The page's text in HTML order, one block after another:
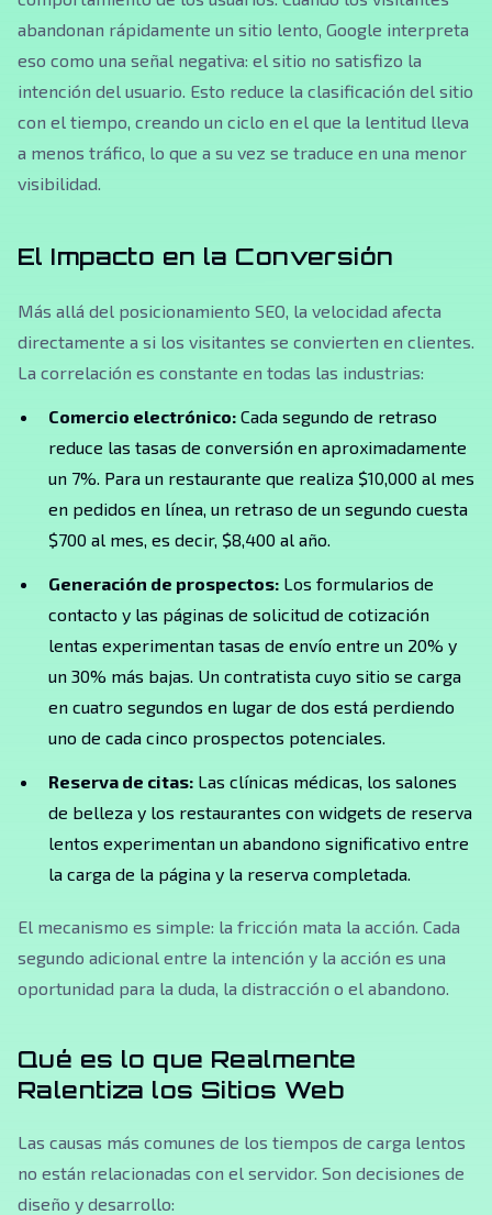
abandonan rápidamente un sitio lento, Google interpreta
eso como una señal negativa: el sitio no satisfizo la
intención del usuario. Esto reduce la clasificación del sitio
con el tiempo, creando un ciclo en el que la lentitud lleva
a menos tráfico, lo que a su vez se traduce en una menor
visibilidad.
El Impacto en la Conversión
Más allá del posicionamiento SEO, la velocidad afecta
directamente a si los visitantes se convierten en clientes.
La correlación es constante en todas las industrias:
Comercio electrónico: Cada segundo de retraso
reduce las tasas de conversión en aproximadamente
un 7%. Para un restaurante que realiza $10,000 al mes
en pedidos en línea, un retraso de un segundo cuesta
$700 al mes, es decir, $8,400 al año.
Generación de prospectos: Los formularios de
contacto y las páginas de solicitud de cotización
lentas experimentan tasas de envío entre un 20% y
un 30% más bajas. Un contratista cuyo sitio se carga
en cuatro segundos en lugar de dos está perdiendo
uno de cada cinco prospectos potenciales.
Reserva de citas: Las clínicas médicas, los salones
de belleza y los restaurantes con widgets de reserva
lentos experimentan un abandono significativo entre
la carga de la página y la reserva completada.
El mecanismo es simple: la fricción mata la acción. Cada
segundo adicional entre la intención y la acción es una
oportunidad para la duda, la distracción o el abandono.
Qué es lo que Realmente
Ralentiza los Sitios Web
Las causas más comunes de los tiempos de carga lentos
no están relacionadas con el servidor. Son decisiones de
diseño y desarrollo: